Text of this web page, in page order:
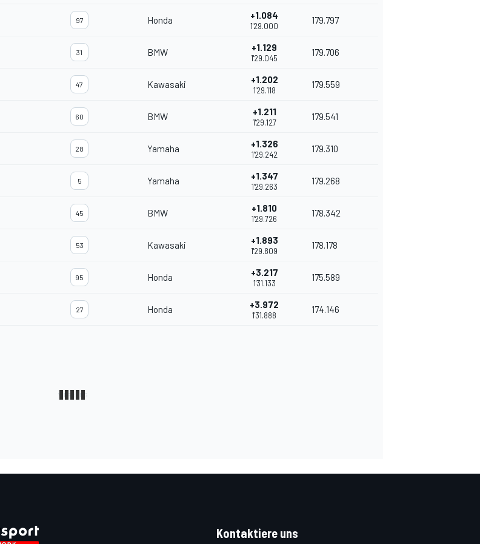
97 Honda +1.084
1'29.000
179.797
31 BMW +1.129
1'29.045
179.706
47 Kawasaki +1.202
1'29.118
179.559
60 BMW +1.211
1'29.127
179.541
28 Yamaha +1.326
1'29.242
179.310
5 Yamaha +1.347
1'29.263
179.268
45 BMW +1.810
1'29.726
178.342
53 Kawasaki +1.893
1'29.809
178.178
95 Honda +3.217
1'31.133
175.589
27 Honda +3.972
1'31.888
174.146
Kontaktiere uns